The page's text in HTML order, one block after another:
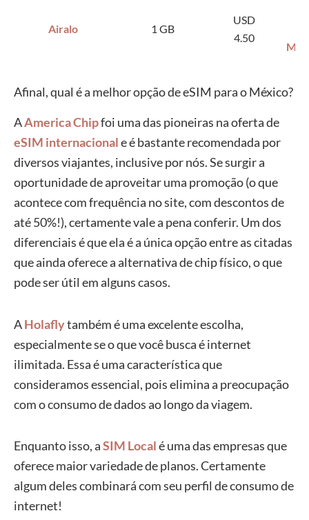
Airalo 1 GB
USD
4.50
Afinal, qual é a melhor opção de eSIM para o México?
AAmerica Chipfoi uma das pioneiras na oferta de
eSIM internacionale é bastante recomendada por
diversos viajantes, inclusive por nós. Se surgir a
oportunidade de aproveitar uma promoção (o que
acontece com frequência no site, com descontos de
até 50%!), certamente vale a pena conferir. Um dos
diferenciais é que ela é a única opção entre as citadas
que ainda oferece a alternativa de chip físico, o que
pode ser útil em alguns casos.
AHolaflytambém é uma excelente escolha,
especialmente se o que você busca é internet
ilimitada. Essa é uma característica que
consideramos essencial, pois elimina a preocupação
com o consumo de dados ao longo da viagem.
Enquanto isso, aSIM Localé uma das empresas que
oferece maior variedade de planos. Certamente
algum deles combinará com seu perfil de consumo de
internet!